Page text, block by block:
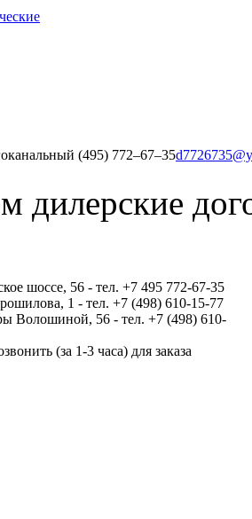
(495) 772‒67‒35
дилерские
шоссе, 56 - тел. +7 495 772-67-35
1 - тел. +7 (498) 610-15-77
Волошиной, 56 - тел. +7 (498) 610-
(за 1-3 часа) для заказа